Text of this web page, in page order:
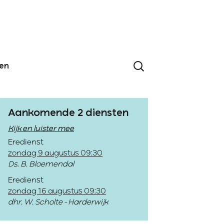
Aankomende 2 diensten
Kijk en luister mee
Eredienst
zondag 9 augustus 09:30
Ds. B. Bloemendal
Eredienst
zondag 16 augustus 09:30
dhr. W. Scholte - Harderwijk